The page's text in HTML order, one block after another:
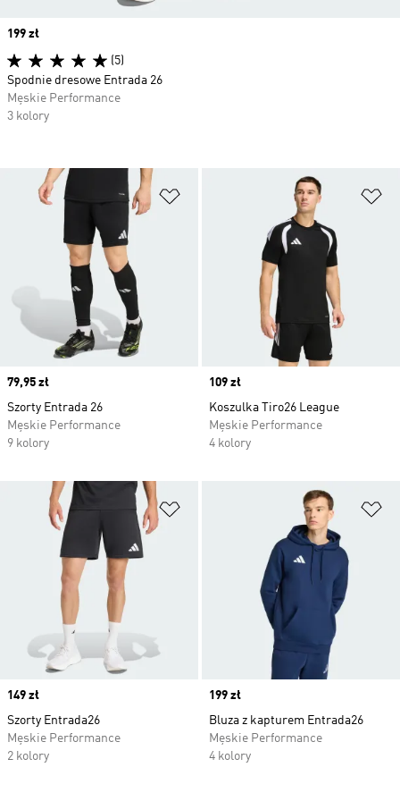
Dodaj do listy życzeń
Price
79,95 zł
Szorty Entrada 26
Męskie Performance
9 kolory
Price
109 zł
Koszulka Tiro26 League
Męskie Performance
4 kolory
Dodaj do listy życzeń
Price
149 zł
Szorty Entrada26
Męskie Performance
2 kolory
Price
199 zł
Bluza z kapturem Entrada26
Męskie Performance
4 kolory
Price
199 zł
(5)
Spodnie dresowe Entrada 26
Męskie Performance
3 kolory